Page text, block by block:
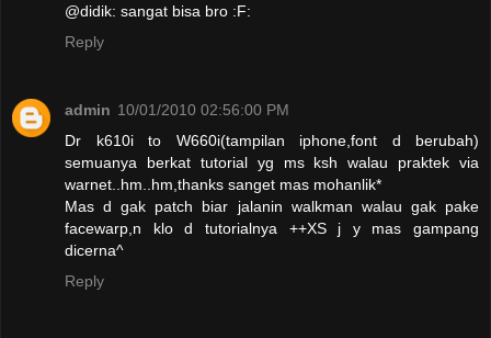
@didik: sangat bisa bro :F:
Reply
admin 10/01/2010 02:56:00 PM
Dr k610i to W660i(tampilan iphone,font d berubah)
semuanya berkat tutorial yg ms ksh walau praktek via
warnet..hm..hm,thanks sanget mas mohanlik*
Mas d gak patch biar jalanin walkman walau gak pake
facewarp,n klo d tutorialnya ++XS j y mas gampang
dicerna^
Reply